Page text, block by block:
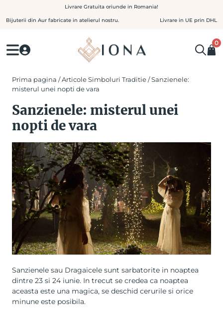
to
Livrare Gratuita oriunde in Romania!
Bijuterii din Aur fabricate in atelierul nostru. Livrare in UE prin DHL
0
Prima pagina /Articole Simboluri Traditie/ Sanzienele:
misterul unei nopti de vara
Sanzienele: misterul unei
nopti de vara
Sanzienele sau Dragaicele sunt sarbatorite in noaptea
dintre 23 si 24 iunie. In trecut se credea ca noaptea
aceasta este una magica, se deschid cerurile si orice
minune este posibila.